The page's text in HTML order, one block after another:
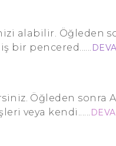
alabilir. Öğleden
bir pencered......
Öğleden sonra
veya kendi......